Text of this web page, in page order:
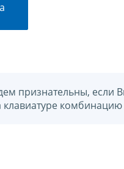
признательны, если